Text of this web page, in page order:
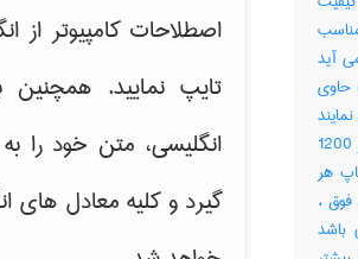
آید
حاوی
حداکثر دقت چاپ :( حداقل : 1200 در 600 تا 2400 در 1200
2400 ) دقت چاپ هر
،
باشد
اصطلاحات کامپیوتر از
تایپ نمایید.
انگلیسی، متن خود را
گیرد و کلیه معادل های